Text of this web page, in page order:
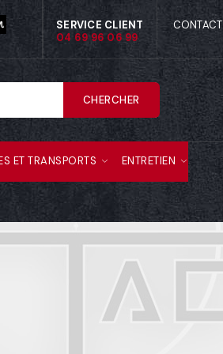
SERVICE CLIENT
04 69 96 06 99
CONTACT
CHERCHER
ET TRANSPORTS ENTRETIEN